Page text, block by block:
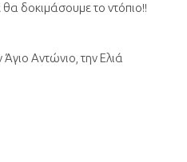
δοκιμάσουμε το ντόπιο!!
Αντώνιο, την Ελιά